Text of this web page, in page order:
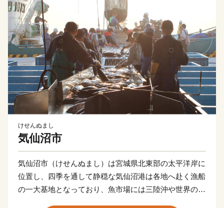
けせんぬまし
気仙沼市
気仙沼市（けせんぬまし）は宮城県北東部の太平洋岸に
位置し、四季を通して静穏な気仙沼港は各地へ赴く漁船
の一大基地となっており、魚市場には三陸沖や世界の海